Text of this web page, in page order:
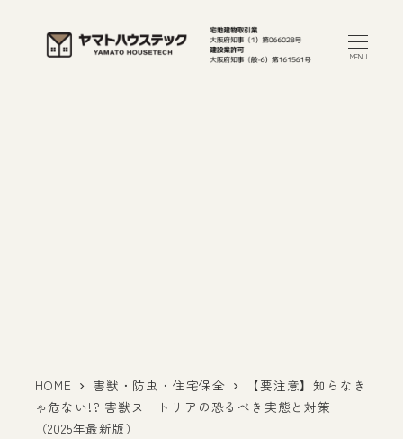
MENU
HOME 害獣・防虫・住宅保全
【要注意】知らなき
ゃ危ない!? 害獣ヌートリアの恐るべき実態と対策
（2025年最新版）